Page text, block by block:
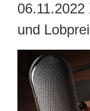
und